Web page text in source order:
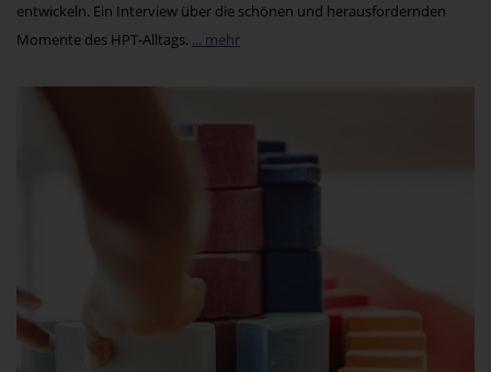
entwickeln. Ein Interview über die schönen und herausfordernden
Momente des HPT-Alltags. ... mehr